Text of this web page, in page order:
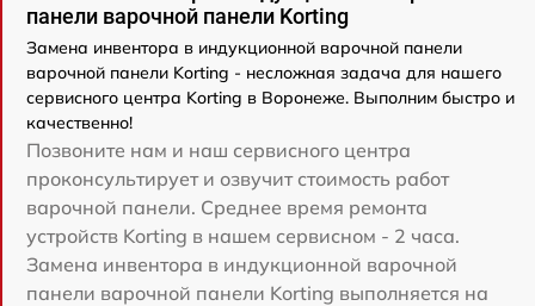
панели варочной панели Korting
Замена инвентора в индукционной варочной панели
варочной панели Korting - несложная задача для нашего
сервисного центра Korting в Воронеже. Выполним быстро и
качественно!
Позвоните нам и наш сервисного центра
проконсультирует и озвучит стоимость работ
варочной панели. Среднее время ремонта
устройств Korting в нашем сервисном - 2 часа.
Замена инвентора в индукционной варочной
панели варочной панели Korting выполняется на